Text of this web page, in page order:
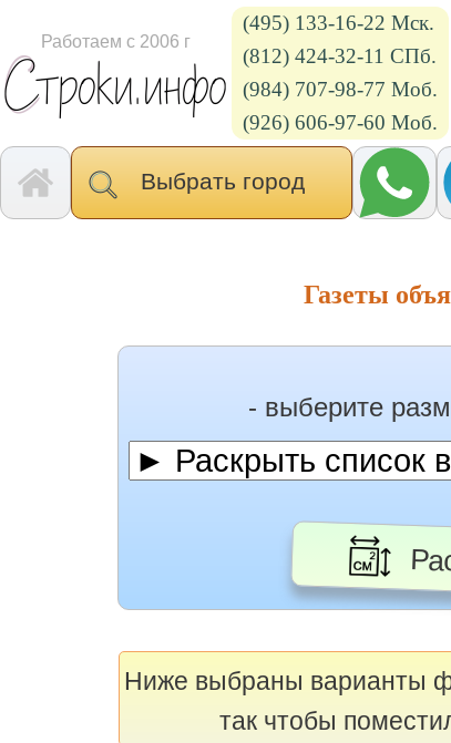
Работаем с 2006 г
(495) 133-16-22 Мск.
(812) 424-32-11 СПб.
(984) 707-98-77 Моб.
(926) 606-97-60 Моб.
Выбрать город
Газеты
- выберите
Ниже выбраны варианты
так чтобы